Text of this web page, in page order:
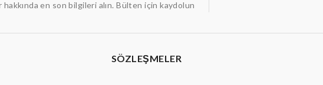
en son bilgileri alın. Bülten için kaydolun
SÖZLEŞMELER